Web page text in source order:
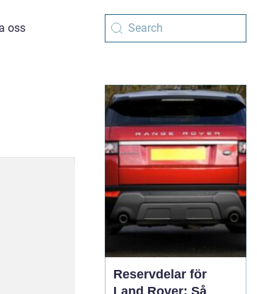
oss
Reservdelar för
Land Rover: Så